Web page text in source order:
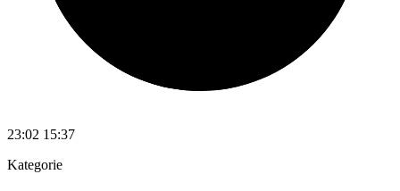
23:02 15:37
Kategorie